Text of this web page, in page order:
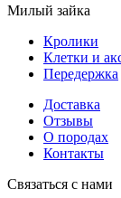
Милый зайка
Кролики
Клетки и
Передержка
Доставка
Отзывы
О породах
Контакты
Связаться с нами